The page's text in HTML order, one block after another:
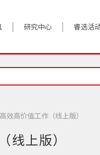
研究中心
BestHR研究院
研究报告
睿选活
活动预
往期回
效高价值工作（线上版）
上版）